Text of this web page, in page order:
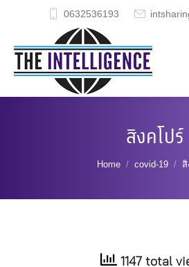
0632536193
สิงคโปร์
You are here:
Home covid-19
1147 total